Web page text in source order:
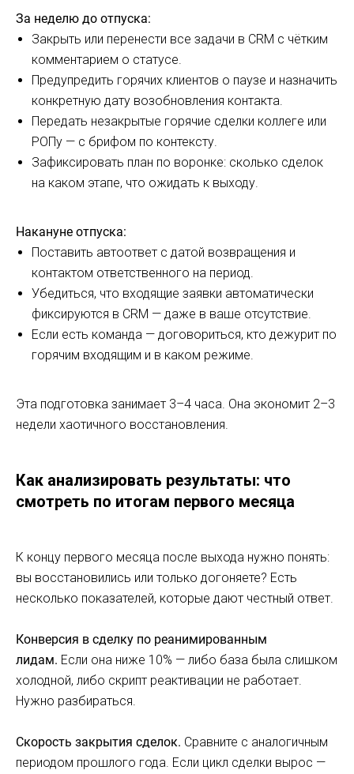
За неделю до отпуска:
Закрыть или перенести все задачи в CRM с чётким
комментарием о статусе.
Предупредить горячих клиентов о паузе и назначить
конкретную дату возобновления контакта.
Передать незакрытые горячие сделки коллеге или
РОПу — с брифом по контексту.
Зафиксировать план по воронке: сколько сделок
на каком этапе, что ожидать к выходу.
Накануне отпуска:
Поставить автоответ с датой возвращения и
контактом ответственного на период.
Убедиться, что входящие заявки автоматически
фиксируются в CRM — даже в ваше отсутствие.
Если есть команда — договориться, кто дежурит по
горячим входящим и в каком режиме.
Эта подготовка занимает 3–4 часа. Она экономит 2–3
недели хаотичного восстановления.
Как анализировать результаты: что
смотреть по итогам первого месяца
К концу первого месяца после выхода нужно понять:
вы восстановились или только догоняете? Есть
несколько показателей, которые дают честный ответ.
Конверсия в сделку по реанимированным
лидам. Если она ниже 10% — либо база была слишком
холодной, либо скрипт реактивации не работает.
Нужно разбираться.
Скорость закрытия сделок. Сравните с аналогичным
периодом прошлого года. Если цикл сделки вырос —